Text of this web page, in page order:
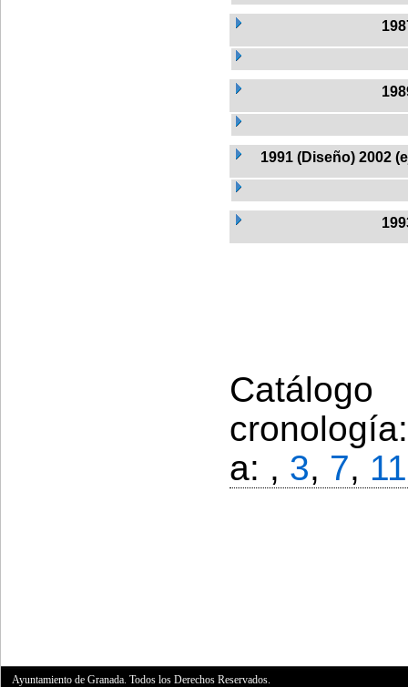
1991 (Diseño) 2002
a: , 3, 7, 11
Ayuntamiento de Granada. Todos los Derechos Reservados.